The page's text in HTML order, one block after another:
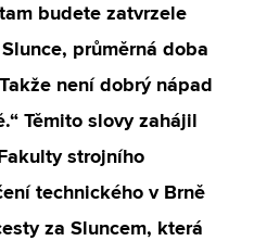
budete zatvrzele
průměrná doba
není dobrý nápad
Těmito slovy zahájil
strojního
technického v Brně
za Sluncem, která